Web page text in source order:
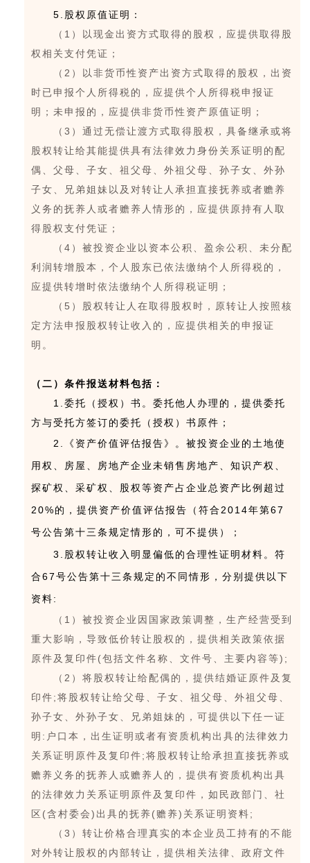
5.股权原值证明：
（1）以现金出资方式取得的股权，应提供取得股
权相关支付凭证；
（2）以非货币性资产出资方式取得的股权，出资
时已申报个人所得税的，应提供个人所得税申报证
明；未申报的，应提供非货币性资产原值证明；
（3）通过无偿让渡方式取得股权，具备继承或将
股权转让给其能提供具有法律效力身份关系证明的配
偶、父母、子女、祖父母、外祖父母、孙子女、外孙
子女、兄弟姐妹以及对转让人承担直接抚养或者赡养
义务的抚养人或者赡养人情形的，应提供原持有人取
得股权支付凭证；
（4）被投资企业以资本公积、盈余公积、未分配
利润转增股本，个人股东已依法缴纳个人所得税的，
应提供转增时依法缴纳个人所得税证明；
（5）股权转让人在取得股权时，原转让人按照核
定方法申报股权转让收入的，应提供相关的申报证
明。
（二）条件报送材料包括：
1.委托（授权）书。委托他人办理的，提供委托
方与受托方签订的委托（授权）书原件；
2.《资产价值评估报告》。被投资企业的土地使
用权、房屋、房地产企业未销售房地产、知识产权、
探矿权、采矿权、股权等资产占企业总资产比例超过
20%的，提供资产价值评估报告（符合2014年第67
号公告第十三条规定情形的，可不提供）；
3.股权转让收入明显偏低的合理性证明材料。符
合67号公告第十三条规定的不同情形，分别提供以下
资料:
（1）被投资企业因国家政策调整，生产经营受到
重大影响，导致低价转让股权的，提供相关政策依据
原件及复印件(包括文件名称、文件号、主要内容等);
（2）将股权转让给配偶的，提供结婚证原件及复
印件;将股权转让给父母、子女、祖父母、外祖父母、
孙子女、外孙子女、兄弟姐妹的，可提供以下任一证
明:户口本，出生证明或者有资质机构出具的法律效力
关系证明原件及复印件;将股权转让给承担直接抚养或
赡养义务的抚养人或赡养人的，提供有资质机构出具
的法律效力关系证明原件及复印件，如民政部门、社
区(含村委会)出具的抚养(赡养)关系证明资料;
（3）转让价格合理真实的本企业员工持有的不能
对外转让股权的内部转让，提供相关法律、政府文件